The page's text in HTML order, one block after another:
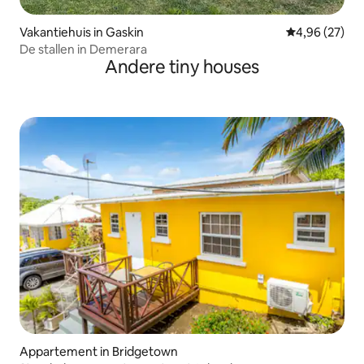
Vakantiehuis in Gaskin Gemiddelde
4,96 (27)
De stallen in Demerara
Andere tiny houses
Appartement in Bridgetown